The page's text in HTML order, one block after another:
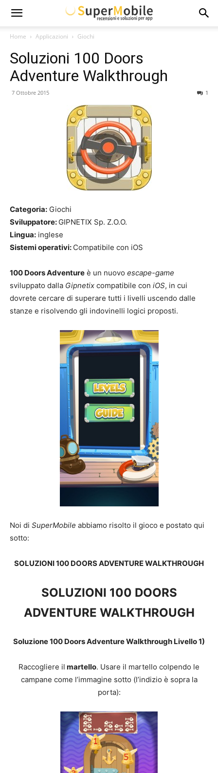
Super
Mobile
Home Applicazioni Giochi
Soluzioni 100 Doors
Adventure Walkthrough
7 Ottobre 2015 1
Categoria: Giochi
Sviluppatore: GIPNETIX Sp. Z.O.O.
Lingua: inglese
Sistemi operativi: Compatibile con iOS
100 Doors Adventure è un nuovo escape-game
sviluppato dalla Gipnetix compatibile con iOS, in cui
dovrete cercare di superare tutti i livelli uscendo dalle
stanze e risolvendo gli indovinelli logici proposti.
Noi di SuperMobile abbiamo risolto il gioco e postato qui
sotto:
SOLUZIONI 100 DOORS ADVENTURE WALKTHROUGH
SOLUZIONI 100 DOORS
ADVENTURE WALKTHROUGH
Soluzione 100 Doors Adventure Walkthrough Livello 1)
Raccogliere il martello. Usare il martello colpendo le
campane come l’immagine sotto (l’indizio è sopra la
porta):